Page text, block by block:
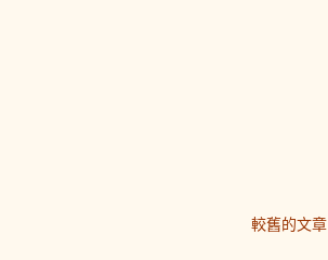
較舊的文章